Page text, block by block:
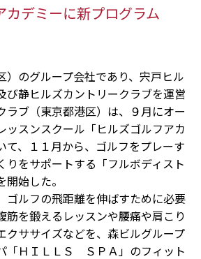
デミーに新プログラム
のグループ会社であり、宍戸ヒル
び静ヒルズカントリークラブを運営
ラブ（東京都港区）は、９月にオー
ッスンスクール「ヒルズゴルフアカ
て、１１月から、ゴルフをプレーす
りをサポートする「フルボディスト
始した。
ゴルフの飛距離を伸ばすために必要
筋を鍛えるレッスンや腰痛や肩こり
クササイズなどを、森ビルグループ
「ＨＩＬＬＳ ＳＰＡ」のフィット